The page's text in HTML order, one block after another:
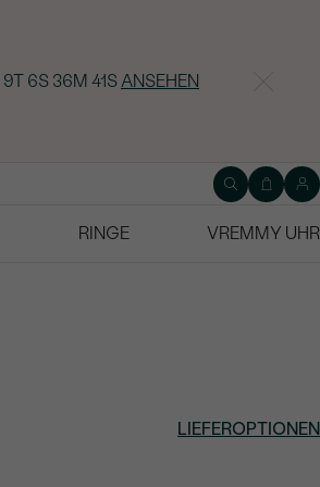
9T 6S 36M 40S ANSEHEN
RINGE
VREMMY UHR
LIEFEROPTIONEN